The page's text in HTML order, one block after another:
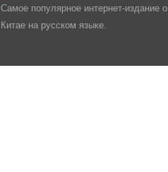
Самое популярное интернет-издание о
Китае на русском языке.